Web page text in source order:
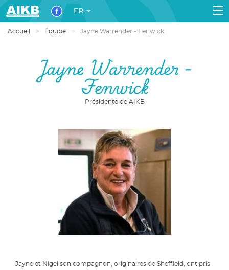
FR
Accueil Équipe Jayne Warrender - Fenwick
Jayne Warrender -
Fenwick
Présidente de AIKB
Jayne et Nigel son compagnon, originaires de Sheffield, ont pris